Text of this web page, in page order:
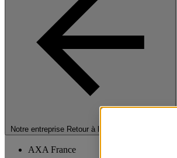
Notre entreprise Retour à la section précédente
AXA France